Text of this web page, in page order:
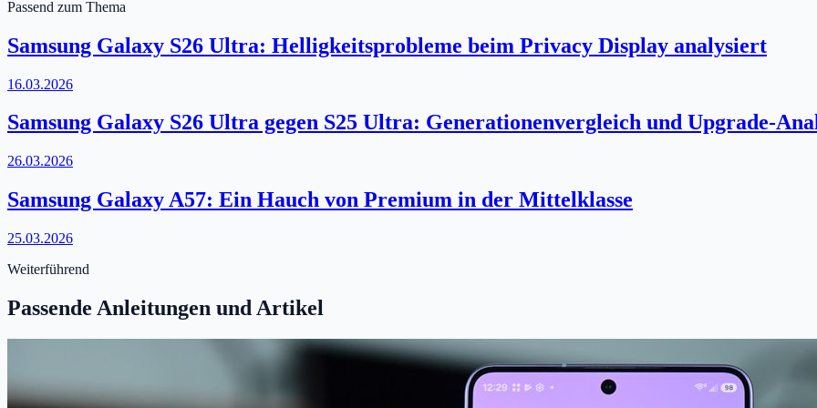
Passend zum Thema
Samsung Galaxy S26 Ultra: Helligkeitsprobleme beim Privacy Display analysiert
16.03.2026
Samsung Galaxy S26 Ultra gegen S25 Ultra: Generationenvergleich und Upgrade-
26.03.2026
Samsung Galaxy A57: Ein Hauch von Premium in der Mittelklasse
25.03.2026
Weiterführend
Passende Anleitungen und Artikel